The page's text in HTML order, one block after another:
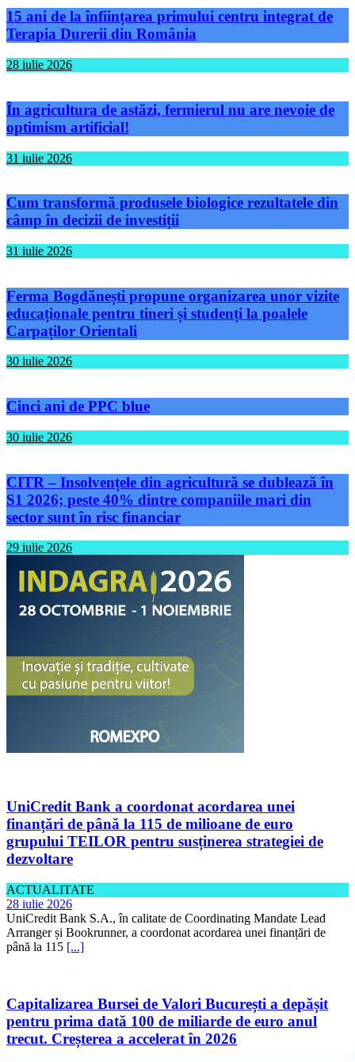
15 ani de la înființarea primului centru integrat de
Terapia Durerii din România
28 iulie 2026
În agricultura de astăzi, fermierul nu are nevoie de
optimism artificial!
31 iulie 2026
Cum transformă produsele biologice rezultatele din
câmp în decizii de investiții
31 iulie 2026
Ferma Bogdănești propune organizarea unor vizite
educaționale pentru tineri și studenți la poalele
Carpaților Orientali
30 iulie 2026
Cinci ani de PPC blue
30 iulie 2026
CITR – Insolvențele din agricultură se dublează în
S1 2026; peste 40% dintre companiile mari din
sector sunt în risc financiar
29 iulie 2026
UniCredit Bank a coordonat acordarea unei
finanțări de până la 115 de milioane de euro
grupului TEILOR pentru susținerea strategiei de
dezvoltare
ACTUALITATE
28 iulie 2026
UniCredit Bank S.A., în calitate de Coordinating Mandate Lead
Arranger și Bookrunner, a coordonat acordarea unei finanțări de
până la 115 [...]
Capitalizarea Bursei de Valori București a depășit
pentru prima dată 100 de miliarde de euro anul
trecut. Creșterea a accelerat în 2026